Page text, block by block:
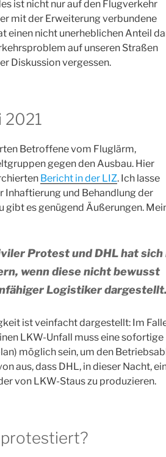
ist nicht nur auf den Flugverkehr
mit der Erweiterung verbundene
einen nicht unerheblichen Anteil
auf unseren Straßen
Diskussion vergessen.
2021
Betroffene vom Fluglärm,
gegen den Ausbau. Hier
Bericht in der LIZ. Ich lasse
Inhaftierung und Behandlung der
gibt es genügend Äußerungen.
Protest und DHL hat
wenn diese nicht bewusst
Logistiker dargestellt.
ist veinfacht dargestellt: Im
LKW-Unfall muss eine sofortige
möglich sein, um den
aus, dass DHL, in dieser Nacht,
von LKW-Staus zu produzieren.